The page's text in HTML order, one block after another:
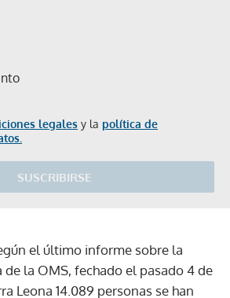
legales y la política de
SUSCRIBIRSE
el último informe sobre la
la OMS, fechado el pasado 4 de
Leona 14.089 personas se han